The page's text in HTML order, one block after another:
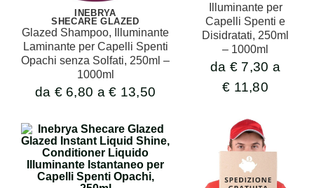
INEBRYA
SHECARE GLAZED
Glazed Shampoo, Illuminante
Laminante per Capelli Spenti
Opachi senza Solfati, 250ml –
1000ml
da €6,80 a€ 13,50
Illuminante per
Capelli Spenti e
Disidratati, 250ml
– 1000ml
da € 7,30 a
€ 11,80